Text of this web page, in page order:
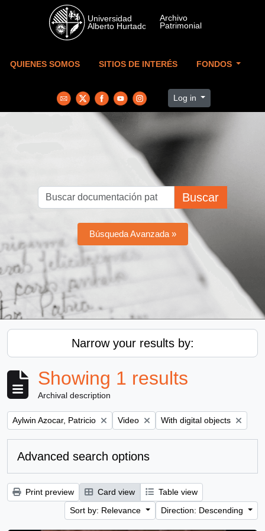
Skip to main content
QUIENES SOMOS SITIOS DE INTERÉS FONDOS
Log in
Buscar
Búsqueda Avanzada »
Narrow your results by:
Showing 1 results
Archival description
Remove filter:
Aylwin Azocar, Patricio Remove filter:
Video Remove filter:
With digital objects
Advanced search options
Print preview Card view
Table view
Sort by: Relevance
Direction: Descending